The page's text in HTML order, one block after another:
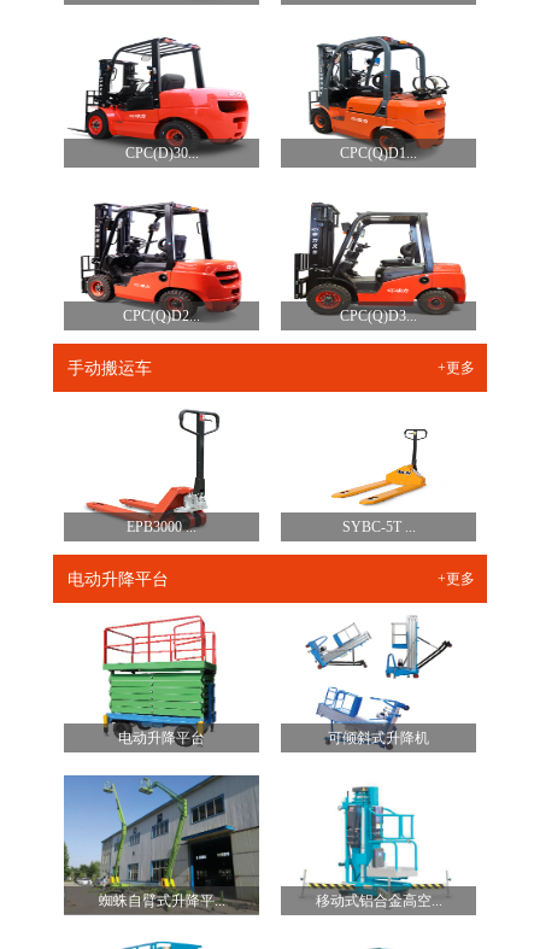
CPC(D)30... CPC(Q)D1...
CPC(Q)D2... CPC(Q)D3...
手动搬运车 +更多
EPB3000 ... SYBC-5T ...
电动升降平台 +更多
电动升降平台 可倾斜式升降机
蜘蛛自臂式升降平... 移动式铝合金高空...